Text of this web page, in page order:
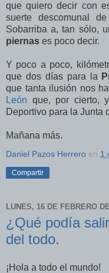
que quiero decir con
suerte descomunal
Sobarriba a, tan sólo,
piernas es poco decir.
Y poco a poco,
que dos días para la
que tanta ilusión nos
León que, por cierto,
Deportivo para la Junta
Mañana más.
Daniel Pazos Herrero en
Compartir
LUNES, 16 DE FEBRERO
¿Qué podía
del todo.
¡Hola a todo el mundo!